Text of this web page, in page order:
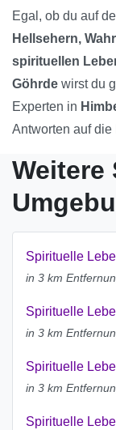
Egal, ob du auf
Hellsehern,
spirituellen
Göhrde wirst du
Experten in
Antworten auf
Weitere
Spirituelle
in 3 km
Spirituelle
in 3 km
Spirituelle
in 3 km
Spirituelle